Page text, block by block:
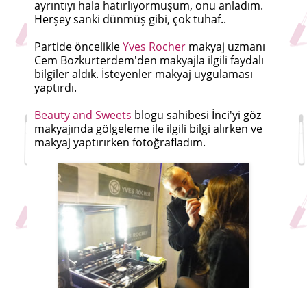
ayrıntıyı hala hatırlıyormuşum, onu anladım.
Herşey sanki dünmüş gibi, çok tuhaf..
Partide öncelikleYves Rocher makyaj uzmanı
Cem Bozkurterdem'den makyajla ilgili faydalı
bilgiler aldık. İsteyenler makyaj uygulaması
yaptırdı.
Beauty and Sweets blogu sahibesi İnci'yi göz
makyajında gölgeleme ile ilgili bilgi alırken ve
makyaj yaptırırken fotoğrafladım.